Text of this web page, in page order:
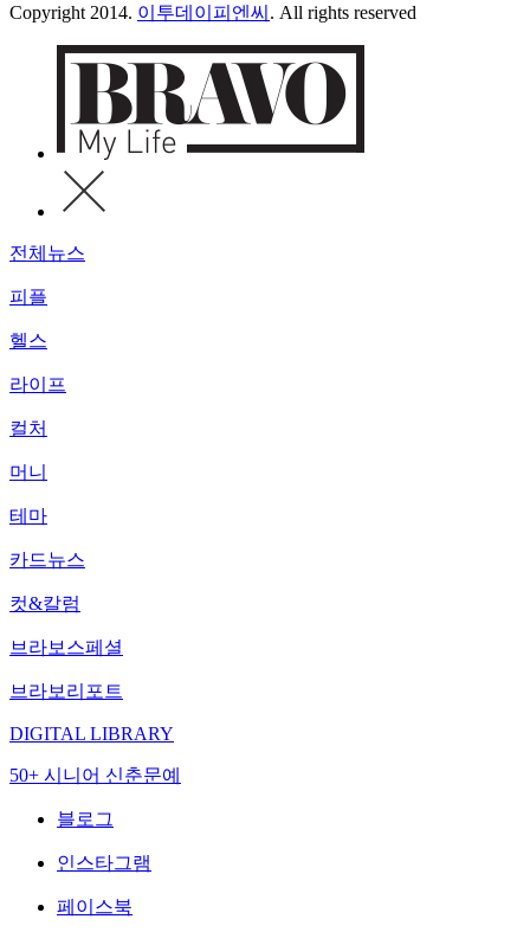
Copyright 2014. 이투데이피엔씨 . All rights reserved
전체뉴스
피플
헬스
라이프
컬처
머니
테마
카드뉴스
컷&칼럼
브라보스페셜
브라보리포트
DIGITAL LIBRARY
50+ 시니어 신춘문예
블로그
인스타그램
페이스북